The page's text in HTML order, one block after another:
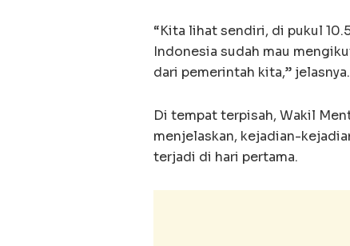
“Kita lihat sendiri, di pukul
Indonesia sudah mau
dari pemerintah kita,” jelasnya.
Di tempat terpisah, Wakil
menjelaskan, kejadian-
terjadi di hari pertama.